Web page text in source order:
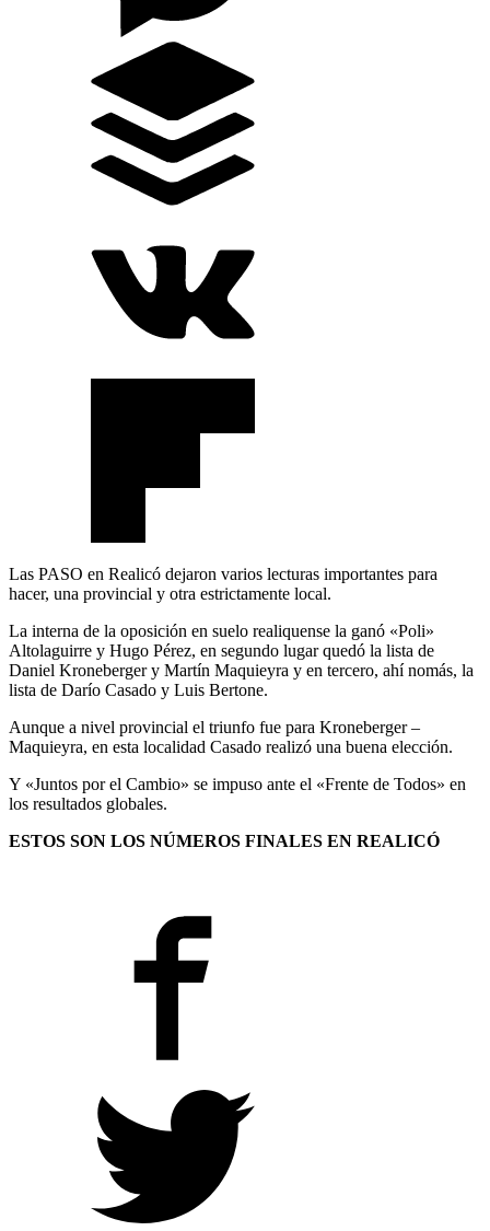
Las PASO en Realicó dejaron varios lecturas importantes para
hacer, una provincial y otra estrictamente local.
La interna de la oposición en suelo realiquense la ganó «Poli»
Altolaguirre y Hugo Pérez, en segundo lugar quedó la lista de
Daniel Kroneberger y Martín Maquieyra y en tercero, ahí nomás, la
lista de Darío Casado y Luis Bertone.
Aunque a nivel provincial el triunfo fue para Kroneberger –
Maquieyra, en esta localidad Casado realizó una buena elección.
Y «Juntos por el Cambio» se impuso ante el «Frente de Todos» en
los resultados globales.
ESTOS SON LOS NÚMEROS FINALES EN REALICÓ